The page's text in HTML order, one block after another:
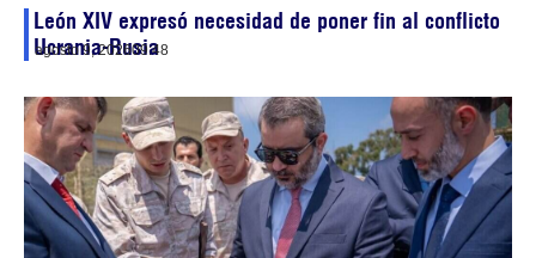
León XIV expresó necesidad de poner fin al conflicto
Ucrania-Rusia
agosto 9, 202609:48